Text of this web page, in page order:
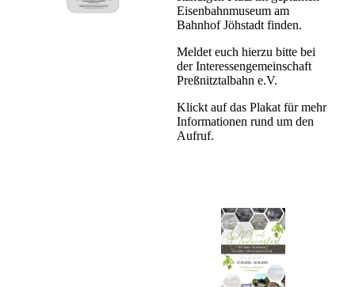
Eisenbahnmuseum am
Bahnhof Jöhstadt finden.
Meldet euch hierzu bitte bei
der Interessengemeinschaft
Preßnitztalbahn e.V.
Klickt auf das Plakat für mehr
Informationen rund um den
Aufruf.